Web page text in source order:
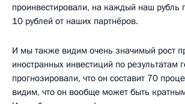
проинвестировали, на каждый наш рубль
10 рублей от наших партнёров.
И мы также видим очень значимый рост
иностранных инвестиций по результатам
прогнозировали, что он составит 70
видим, что он вообще может быть